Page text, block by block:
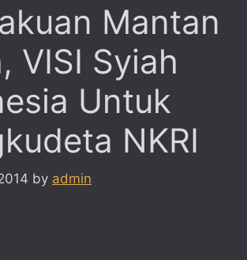
Mantan
VISI Syiah
Untuk
NKRI
by admin